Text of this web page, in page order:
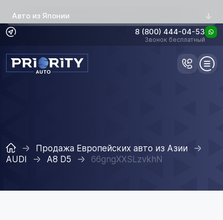
Авто из Японии
8 (800) 444-04-53
Звонок бесплатный
Продажа Европейских авто из Азии
AUDI
A8 D5 66gngXXSLzvkhN